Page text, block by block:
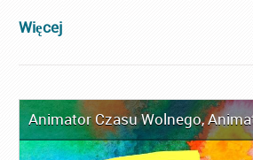
Więcej
Animator Czasu Wolnego,